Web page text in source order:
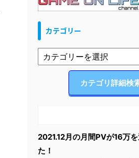
カテゴリー
カテゴリ詳細検
2021.12月の月間PVが16万
た！